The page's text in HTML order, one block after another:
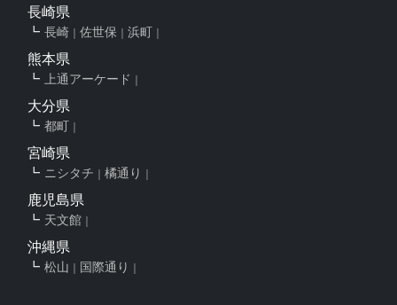
長崎県
長崎 佐世保 浜町
熊本県
上通アーケード
大分県
都町
宮崎県
ニシタチ 橘通り
鹿児島県
天文館
沖縄県
松山 国際通り